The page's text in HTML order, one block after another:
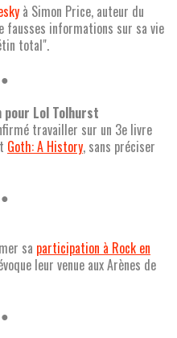
à Simon Price, auteur du
fausses informations sur sa vie
total".
pour Lol Tolhurst
travailler sur un 3e livre
Goth: A History, sans préciser
sa participation à Rock en
leur venue aux Arènes de